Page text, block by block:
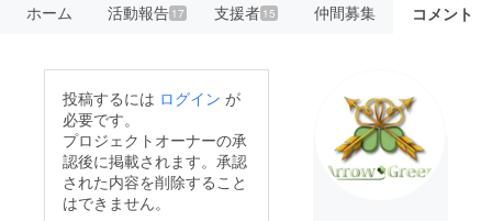
ホーム 活動報告17 支援者 15 仲間募集 コメント
投稿するには ログイン が
必要です。
プロジェクトオーナーの承
認後に掲載されます。承認
された内容を削除すること
はできません。